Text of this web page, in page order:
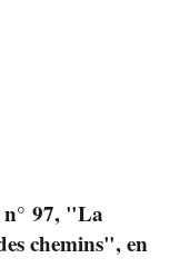
n° 97, "La
chemins", en